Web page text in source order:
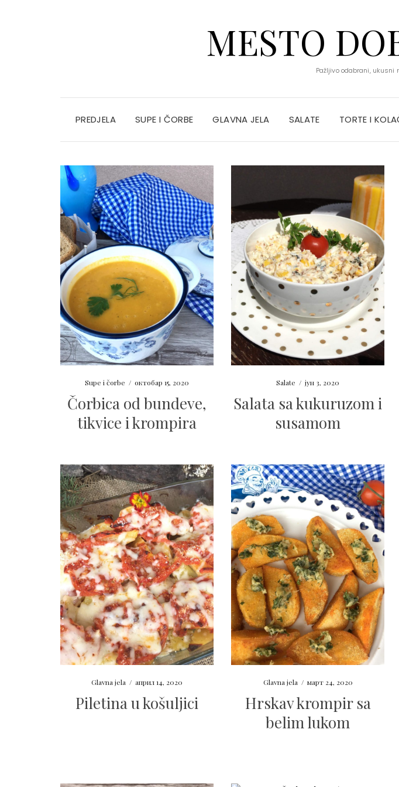
MESTO
Pažljivo odabrani, ukusni
PREDJELA SUPE I ČORBE GLAVNA JELA SALATE TORTE I
Supe i čorbe / октобар 15, 2020
Čorbica od bundeve,
tikvice i krompira
Salate / јун 3, 2020
Salata sa kukuruzom i
susamom
Glavna jela / април 14, 2020
Piletina u košuljici
Glavna jela / март 24, 2020
Hrskav krompir sa
belim lukom